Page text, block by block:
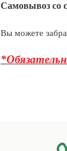
Самовывоз со
Вы можете